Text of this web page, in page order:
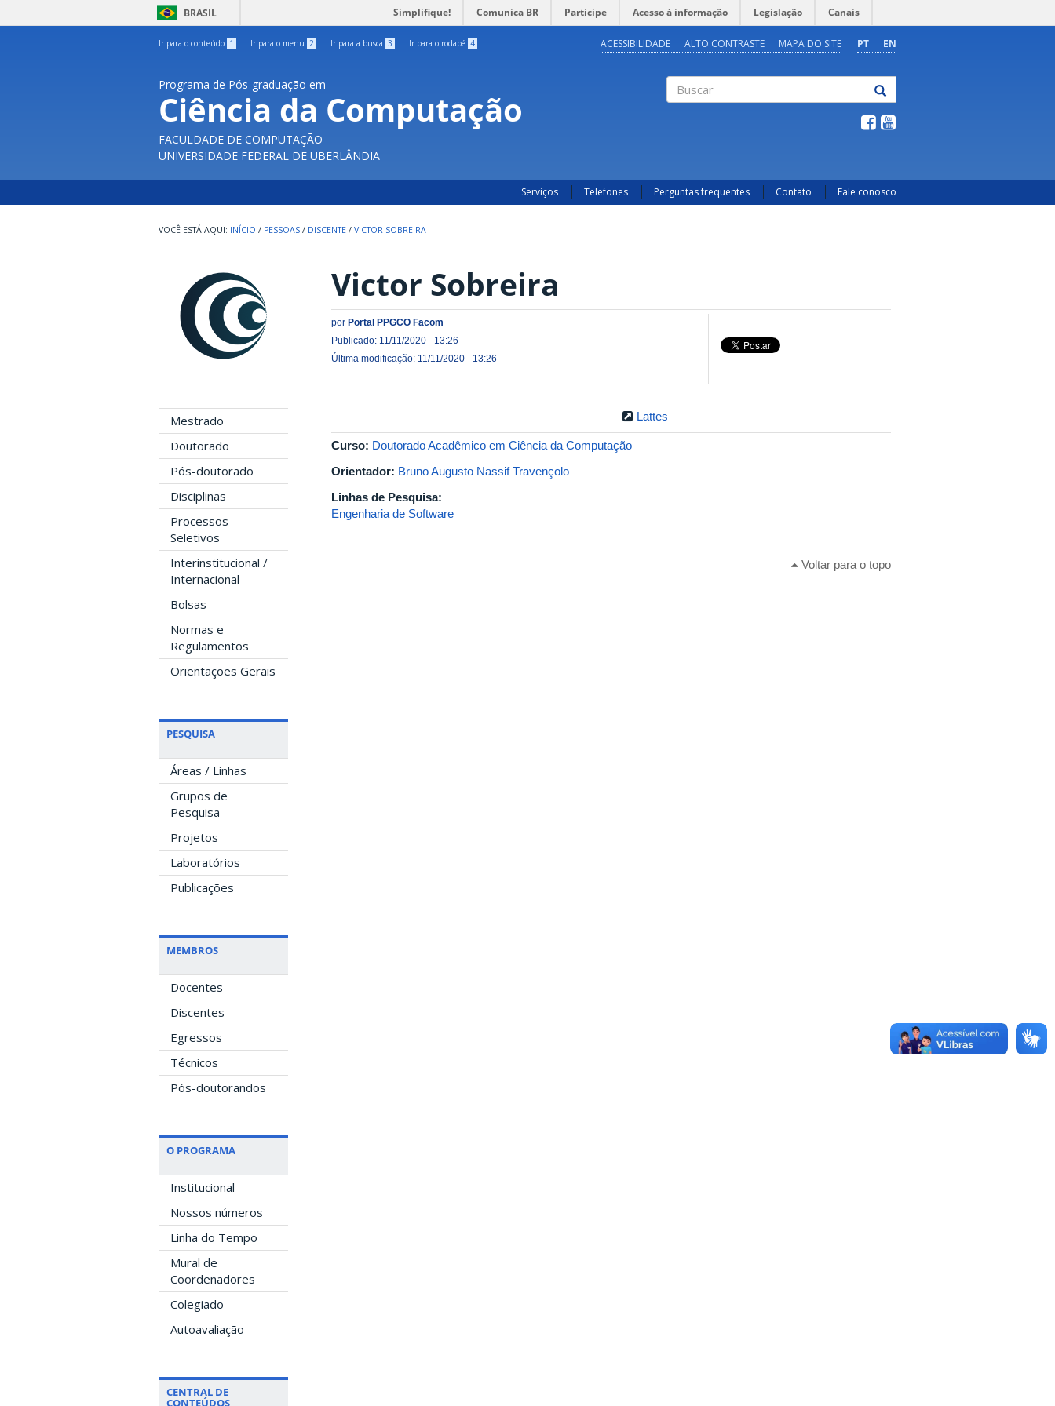
BRASIL Simplifique! Comunica BR Participe Acesso à informação Legislação Canais
Ir para o conteúdo 1 Ir para o menu 2 Ir para a busca 3 Ir para o rodapé 4 PT EN
ACESSIBILIDADE ALTO CONTRASTE MAPA DO SITE
Programa de Pós-graduação em
Ciência da Computação
FACULDADE DE COMPUTAÇÃO
UNIVERSIDADE FEDERAL DE UBERLÂNDIA
Serviços Telefones Perguntas frequentes Contato Fale conosco
INÍCIO / PESSOAS / DISCENTE / VICTOR SOBREIRA
Mestrado
Doutorado
Pós-doutorado
Disciplinas
Processos
Seletivos
Interinstitucional /
Internacional
Bolsas
Normas e
Regulamentos
Orientações Gerais
PESQUISA
Áreas / Linhas
Grupos de
Pesquisa
Projetos
Laboratórios
Publicações
MEMBROS
Docentes
Discentes
Egressos
Técnicos
Pós-doutorandos
O PROGRAMA
Institucional
Nossos números
Linha do Tempo
Mural de
Coordenadores
Colegiado
Autoavaliação
CENTRAL DE
CONTEÚDOS
Victor Sobreira
por Portal PPGCO Facom
Publicado: 11/11/2020 - 13:26
Última modificação: 11/11/2020 - 13:26
Lattes
Curso: Doutorado Acadêmico em Ciência da Computação
Orientador: Bruno Augusto Nassif Travençolo
Linhas de Pesquisa:
Engenharia de Software
Voltar para o topo